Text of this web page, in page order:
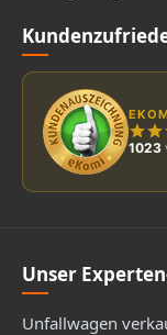
1023
Unser
Unfallwagen